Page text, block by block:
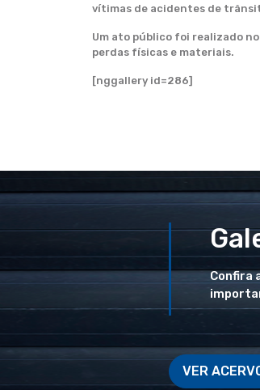
vítimas de acidentes de
Um ato público foi realizado
perdas físicas e materiais.
[nggallery id=286]
Confira
VER